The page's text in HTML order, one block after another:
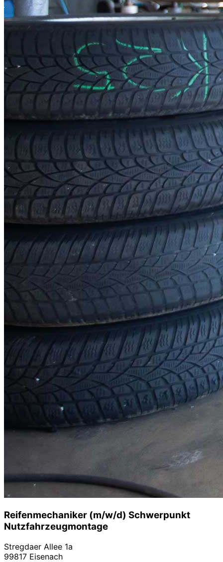
Reifenmechaniker (m/w/d) Schwerpunkt
Nutzfahrzeugmontage
Stregdaer Allee 1a
99817 Eisenach